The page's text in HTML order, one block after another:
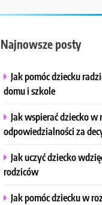
Najnowsze posty
Jak pomóc dziecku
domu i szkole
Jak wspierać dziecko
odpowiedzialności za
Jak uczyć dziecko
rodziców
Jak pomóc dziecku w